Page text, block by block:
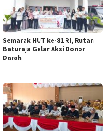
Semarak HUT ke-81 RI, Rutan
Baturaja Gelar Aksi Donor
Darah